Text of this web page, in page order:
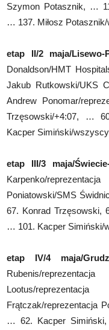
Szymon Potasznik, …
… 137. Miłosz
etap II/2 maja/Lisewo-
Donaldson/HMT
Jakub Rutkowski/UKS
Andrew Ponomar/
Trzęsowski/+4:07, …
Kacper Simiński/
etap III/3 maja/
Karpenko/
Poniatowski/SMS
67. Konrad Trzęsowski,
… 101. Kacper Simiński/
etap IV/4 maja/
Rubenis/
Lootus/
Frątczak/reprezentacja
… 62. Kacper